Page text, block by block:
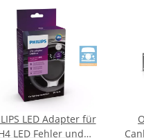
LED Adapter für
LED Fehler und